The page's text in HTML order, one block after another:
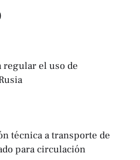
regular el uso de
técnica a transporte de
para circulación